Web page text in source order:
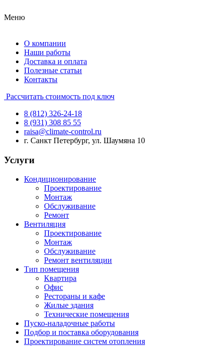
Меню
О компании
Наши работы
Доставка и оплата
Полезные статьи
Контакты
Рассчитать стоимость под ключ
8 (812) 326-24-18
8 (931) 308 85 55
raisa@climate-control.ru
г. Санкт Петербург, ул. Шаумяна 10
Услуги
Кондиционирование
Проектирование
Монтаж
Обслуживание
Ремонт
Вентиляция
Проектирование
Монтаж
Обслуживание
Ремонт вентиляции
Тип помещения
Квартира
Офис
Рестораны и кафе
Жилые здания
Технические помещения
Пуско-наладочные работы
Подбор и поставка оборудования
Проектирование систем отопления